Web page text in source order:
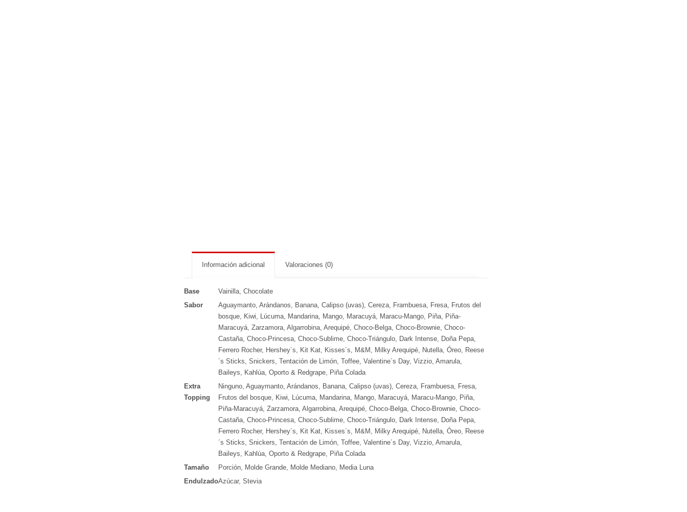
Información adicional Valoraciones (0)
Base
Vainilla, Chocolate
Sabor
Aguaymanto, Arándanos, Banana, Calipso (uvas), Cereza, Frambuesa, Fresa, Frutos del
bosque, Kiwi, Lúcuma, Mandarina, Mango, Maracuyá, Maracu-Mango, Piña, Piña-
Maracuyá, Zarzamora, Algarrobina, Arequipé, Choco-Belga, Choco-Brownie, Choco-
Castaña, Choco-Princesa, Choco-Sublime, Choco-Triángulo, Dark Intense, Doña Pepa,
Ferrero Rocher, Hershey´s, Kit Kat, Kisses´s, M&M, Milky Arequipé, Nutella, Óreo, Reese
´s Sticks, Snickers, Tentación de Limón, Toffee, Valentine´s Day, Vizzio, Amarula,
Baileys, Kahlúa, Oporto & Redgrape, Piña Colada
Extra
Topping
Ninguno, Aguaymanto, Arándanos, Banana, Calipso (uvas), Cereza, Frambuesa, Fresa,
Frutos del bosque, Kiwi, Lúcuma, Mandarina, Mango, Maracuyá, Maracu-Mango, Piña,
Piña-Maracuyá, Zarzamora, Algarrobina, Arequipé, Choco-Belga, Choco-Brownie, Choco-
Castaña, Choco-Princesa, Choco-Sublime, Choco-Triángulo, Dark Intense, Doña Pepa,
Ferrero Rocher, Hershey´s, Kit Kat, Kisses´s, M&M, Milky Arequipé, Nutella, Óreo, Reese
´s Sticks, Snickers, Tentación de Limón, Toffee, Valentine´s Day, Vizzio, Amarula,
Baileys, Kahlúa, Oporto & Redgrape, Piña Colada
Tamaño
Porción, Molde Grande, Molde Mediano, Media Luna
EndulzadoAzúcar, Stevia